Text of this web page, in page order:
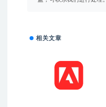
相关文章